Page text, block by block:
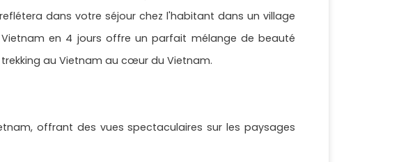
dans votre séjour chez l'habitant dans un village
en 4 jours offre un parfait mélange de beauté
au Vietnam au cœur du Vietnam.
offrant des vues spectaculaires sur les paysages